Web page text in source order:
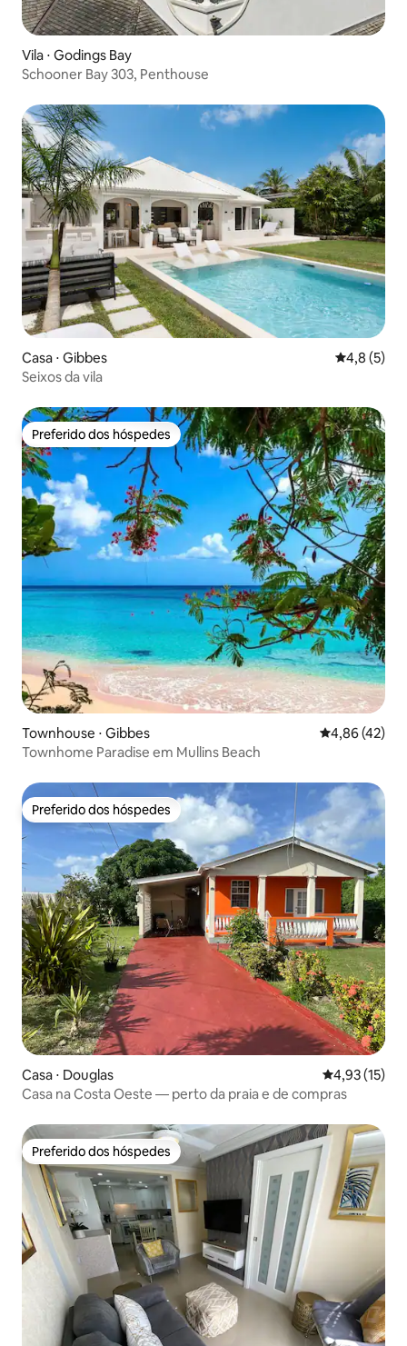
Vila ⋅ Godings Bay
Schooner Bay 303, Penthouse
Casa ⋅ Gibbes 4,8 de
4,8 (5)
Seixos da vila
Preferido dos hóspedes
Preferido dos hóspedes
Townhouse ⋅ Gibbes 4,86 de uma
4,86 (42)
Townhome Paradise em Mullins Beach
Preferido dos hóspedes
Preferido dos hóspedes
Casa ⋅ Douglas 4,93 de uma
4,93 (15)
Casa na Costa Oeste — perto da praia e de compras
Preferido dos hóspedes
Preferido dos hóspedes